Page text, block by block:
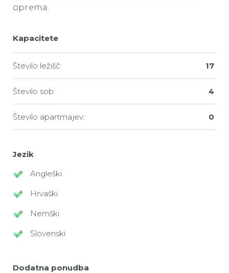
oprema.
Kapacitete
Število ležišč: 17
Število sob: 4
Število apartmajev: 0
Jezik
Angleški
Hrvaški
Nemški
Slovenski
Dodatna ponudba